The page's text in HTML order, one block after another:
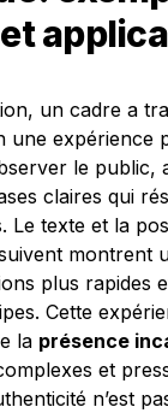
un cadre a
une expérience
le public,
claires qui
Le texte et la
montrent
plus rapides
Cette
la présence
et
n’est